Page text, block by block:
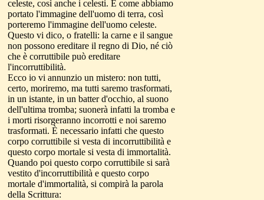
celeste, così anche i celesti. E come abbiamo
portato l'immagine dell'uomo di terra, così
porteremo l'immagine dell'uomo celeste.
Questo vi dico, o fratelli: la carne e il sangue
non possono ereditare il regno di Dio, né ciò
che è corruttibile può ereditare
l'incorruttibilità.
Ecco io vi annunzio un mistero: non tutti,
certo, moriremo, ma tutti saremo trasformati,
in un istante, in un batter d'occhio, al suono
dell'ultima tromba; suonerà infatti la tromba e
i morti risorgeranno incorrotti e noi saremo
trasformati. È necessario infatti che questo
corpo corruttibile si vesta di incorruttibilità e
questo corpo mortale si vesta di immortalità.
Quando poi questo corpo corruttibile si sarà
vestito d'incorruttibilità e questo corpo
mortale d'immortalità, si compirà la parola
della Scrittura: